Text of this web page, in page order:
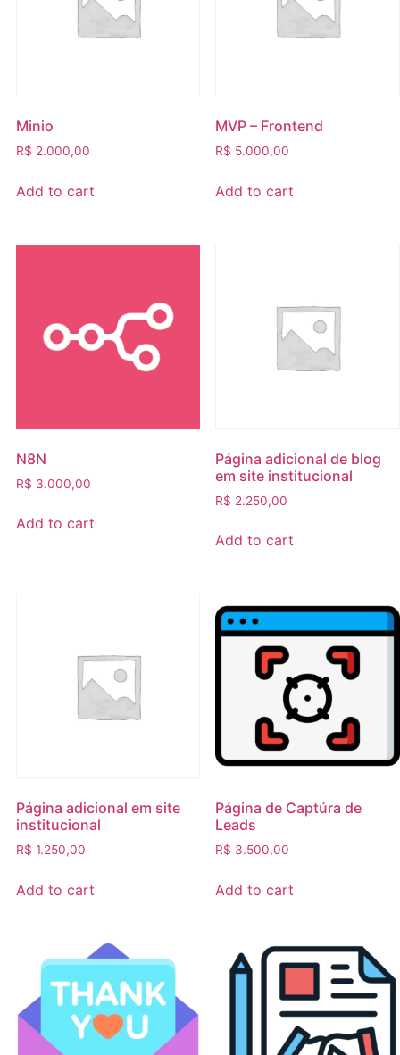
Minio
R$ 2.000,00
Add to cart
MVP – Frontend
R$ 5.000,00
Add to cart
N8N
R$ 3.000,00
Add to cart
Página adicional de blog
em site institucional
R$ 2.250,00
Add to cart
Página adicional em site
institucional
R$ 1.250,00
Add to cart
Página de Captúra de
Leads
R$ 3.500,00
Add to cart